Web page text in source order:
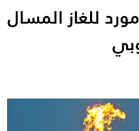
للغاز المسال